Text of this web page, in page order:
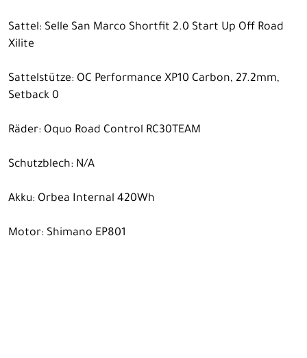
Sattel: Selle San Marco Shortfit 2.0 Start Up Off Road
Xilite
Sattelstütze: OC Performance XP10 Carbon, 27.2mm,
Setback 0
Räder: Oquo Road Control RC30TEAM
Schutzblech: N/A
Akku: Orbea Internal 420Wh
Motor: Shimano EP801